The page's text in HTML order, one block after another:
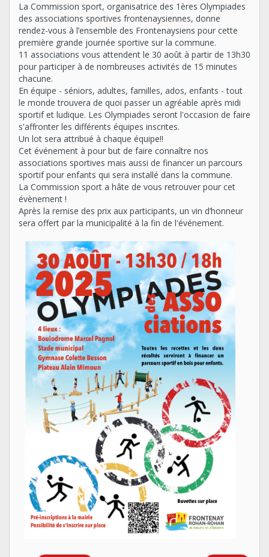
La Commission sport, organisatrice des 1ères Olympiades
des associations sportives frontenaysiennes, donne
rendez-vous à l’ensemble des Frontenaysiens pour cette
première grande journée sportive sur la commune.
11 associations vous attendent le 30 août à partir de 13h30
pour participer à de nombreuses activités de 15 minutes
chacune.
En équipe - séniors, adultes, familles, ados, enfants - tout
le monde trouvera de quoi passer un agréable après midi
sportif et ludique. Les Olympiades seront l'occasion de faire
s'affronter les différents équipes inscrites.
Un lot sera attribué à chaque équipe!!
Cet événement à pour but de faire connaître nos
associations sportives mais aussi de financer un parcours
sportif pour enfants qui sera installé dans la commune.
La Commission sport a hâte de vous retrouver pour cet
évènement !
Après la remise des prix aux participants, un vin d’honneur
sera offert par la municipalité à la fin de l'événement.